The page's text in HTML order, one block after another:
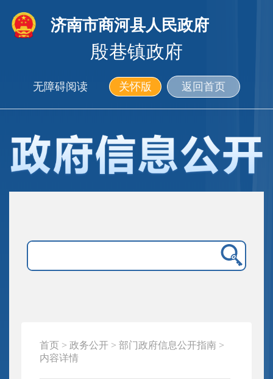
济南市商河县人民政府
殷巷镇政府
无障碍阅读 关怀版 返回首页
首页 > 政务公开 > 部门政府信息公开指南 >
内容详情